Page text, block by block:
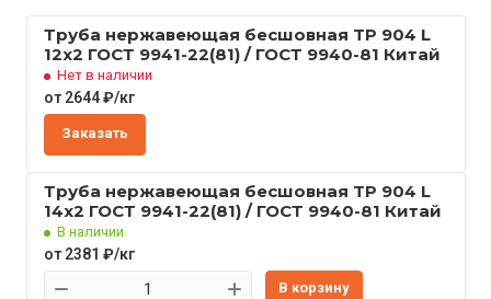
Труба нержавеющая бесшовная TP 904 L
12x2 ГОСТ 9941-22(81) / ГОСТ 9940-81 Китай
Нет в наличии
от 2644 ₽/кг
Заказать
Труба нержавеющая бесшовная TP 904 L
14x2 ГОСТ 9941-22(81) / ГОСТ 9940-81 Китай
В наличии
от 2381 ₽/кг
В корзину